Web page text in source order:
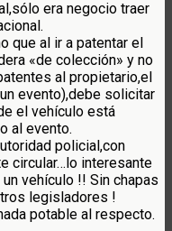
era negocio traer
que al ir a patentar el
«de colección» y no
al propietario,el
evento),debe solicitar
el vehículo está
al evento.
policial,con
circular…lo interesante
vehículo !! Sin chapas
legisladores !
potable al respecto.